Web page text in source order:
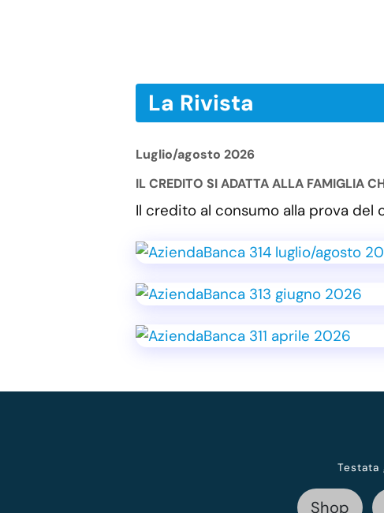
La Rivista
Luglio/agosto 2026
IL CREDITO SI ADATTA ALLA FAMIGLIA
Il credito al consumo alla prova
Testata
Shop